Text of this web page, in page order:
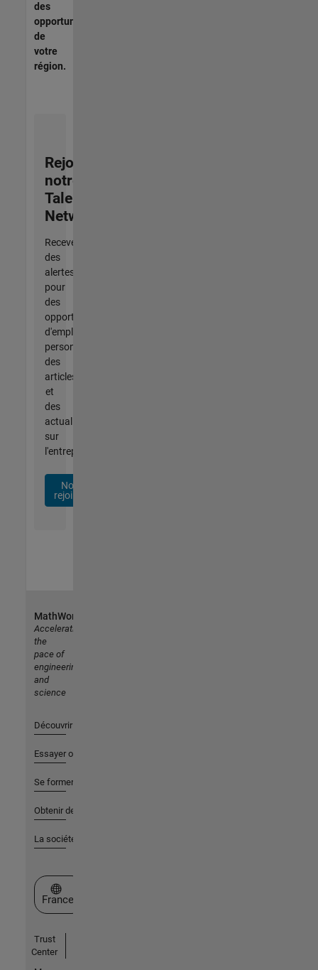
des
opportunités
de
votre
région.
Rejoignez
notre
Talent
Network
Recevez
des
alertes
pour
des
opportunités
d'emploi
personnalisées,
des
articles
et
des
actualités
sur
l'entreprise.
Nous
rejoindre
MathWorks
Accelerating
the
pace of
engineering
and
science
Découvrir les produits
Essayer ou acheter
Se former
Obtenir de l'aide
La société
Sélectionner un site web
France
Trust
Center